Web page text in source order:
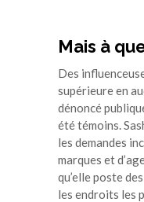
Mais à
Des
supérieure en
dénoncé
été témoins.
les demandes
marques et
qu’elle poste
les endroits les